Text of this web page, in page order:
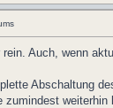
Auch, wenn
Abschaltung
zumindest weiterhin